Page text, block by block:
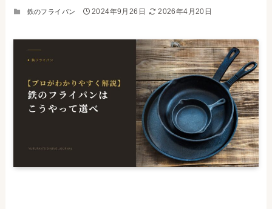
鉄のフライパン 2024年9月26日 2026年4月20日